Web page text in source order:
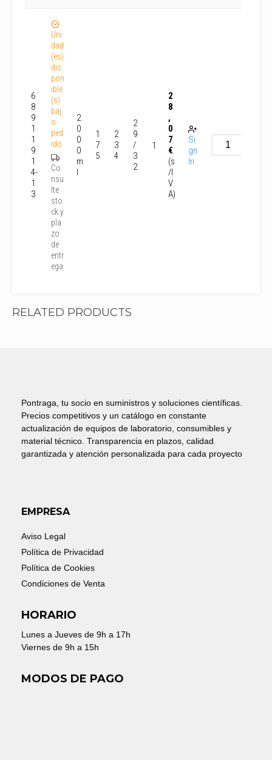
6
8
9
1
1
9
1
4-
1
3
Uni
dad
(es)
dis
pon
ible
(s)
baj
o
ped
ido
Co
nsu
lte
sto
ck y
pla
zo
de
entr
ega
2
0
0
0
m
l
1
7
5
2
3
4
2
9
/
3
2
1
2
8
,
0
7
€
(s
/I
V
A)
Si
gn
In
RELATED PRODUCTS
Pontraga, tu socio en suministros y soluciones científicas.
Precios competitivos y un catálogo en constante
actualización de equipos de laboratorio, consumibles y
material técnico. Transparencia en plazos, calidad
garantizada y atención personalizada para cada proyecto
EMPRESA
Aviso Legal
Política de Privacidad
Política de Cookies
Condiciones de Venta
HORARIO
Lunes a Jueves de 9h a 17h
Viernes de 9h a 15h
MODOS DE PAGO